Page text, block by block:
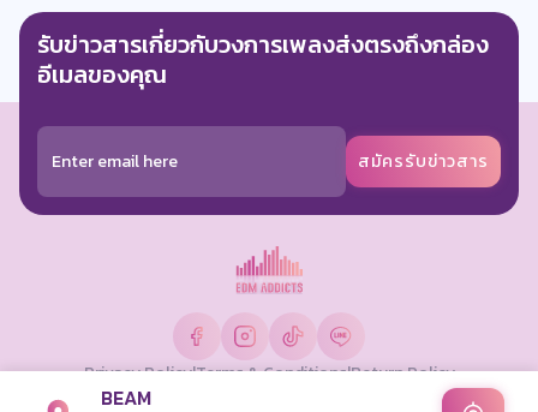
BEAM
รับข่าวสารเกี่ยวกับวงการเพลงส่งตรงถึงกล่อง
อีเมลของคุณ
สมัครรับข่าวสาร
Privacy Policy|Terms & Conditions|Return Policy